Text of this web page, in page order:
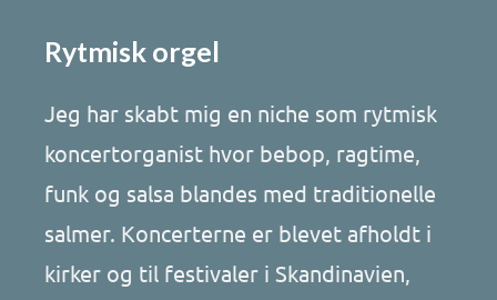
Rytmisk orgel
Jeg har skabt mig en niche som rytmisk
koncertorganist hvor bebop, ragtime,
funk og salsa blandes med traditionelle
salmer. Koncerterne er blevet afholdt i
kirker og til festivaler i Skandinavien,